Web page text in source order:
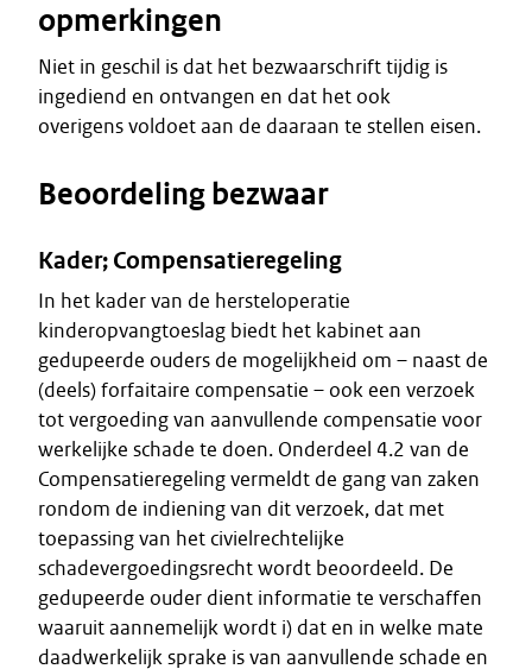
opmerkingen
Niet in geschil is dat het bezwaarschrift tijdig is
ingediend en ontvangen en dat het ook
overigens voldoet aan de daaraan te stellen eisen.
Beoordeling bezwaar
Kader; Compensatieregeling
In het kader van de hersteloperatie
kinderopvangtoeslag biedt het kabinet aan
gedupeerde ouders de mogelijkheid om – naast de
(deels) forfaitaire compensatie – ook een verzoek
tot vergoeding van aanvullende compensatie voor
werkelijke schade te doen. Onderdeel 4.2 van de
Compensatieregeling vermeldt de gang van zaken
rondom de indiening van dit verzoek, dat met
toepassing van het civielrechtelijke
schadevergoedingsrecht wordt beoordeeld. De
gedupeerde ouder dient informatie te verschaffen
waaruit aannemelijk wordt i) dat en in welke mate
daadwerkelijk sprake is van aanvullende schade en